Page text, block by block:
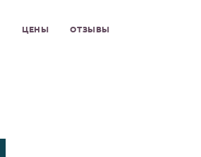
ЦЕНЫ ОТЗЫВЫ